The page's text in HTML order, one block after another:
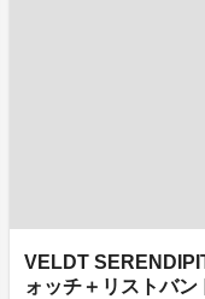
VELDT
ォッチ＋リストバ